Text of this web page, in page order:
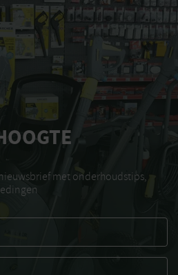
met onderhoudstips,